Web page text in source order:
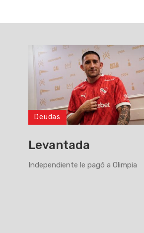
Deudas
Levantada
Independiente le pagó a Olimpia